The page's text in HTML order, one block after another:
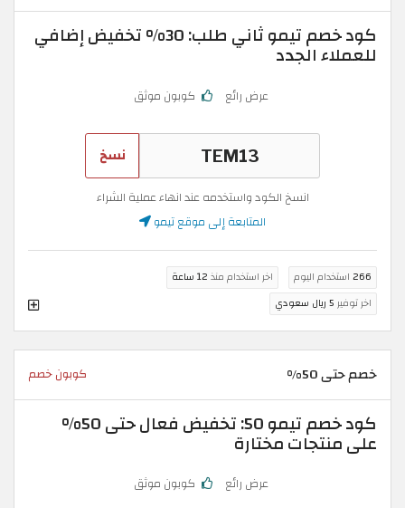
كود خصم تيمو ثاني طلب: 30% تخفيض إضافي
للعملاء الجدد
عرض رائع كوبون موثق
نسخ
انسخ الكود واستخدمه عند انهاء عملية الشراء
المتابعة إلى موقع تيمو
266 استخدام اليوم اخر استخدام منذ 12 ساعة
اخر توفير 5 ريال سعودي
خصم حتى 50% كوبون خصم
كود خصم تيمو 50: تخفيض فعال حتى 50%
على منتجات مختارة
عرض رائع كوبون موثق